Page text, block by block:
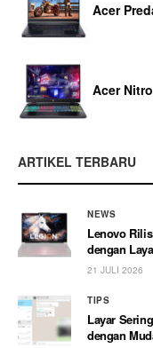
Acer
Acer
ARTIKEL TERBARU
NEWS
Lenovo
dengan
21 JULI 2026
TIPS
Layar
dengan